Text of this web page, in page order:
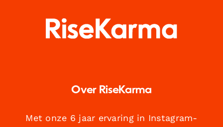
Over RiseKarma
Met onze 6 jaar ervaring in Instagram-